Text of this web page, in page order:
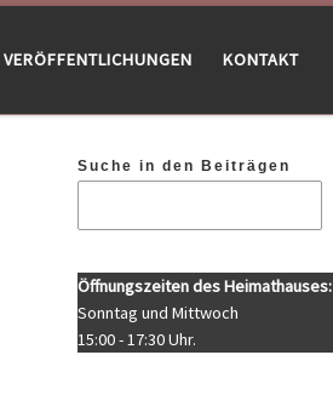
VERÖFFENTLICHUNGEN KONTAKT
Suche in den Beiträgen
Öffnungszeiten des Heimathauses:
Sonntag und Mittwoch
15:00 - 17:30 Uhr.